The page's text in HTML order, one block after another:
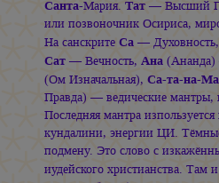
Санта-Мария. Тат — Высший
или позвоночник Осириса,
На санскрите Са —
Сат — Вечность, Ана
(Ом Изначальная), Са-та-на-Ма
Правда) — ведические
Последняя мантра
кундалини, энергии ЦИ.
подмену. Это слово с
иудейского христианства. Там и